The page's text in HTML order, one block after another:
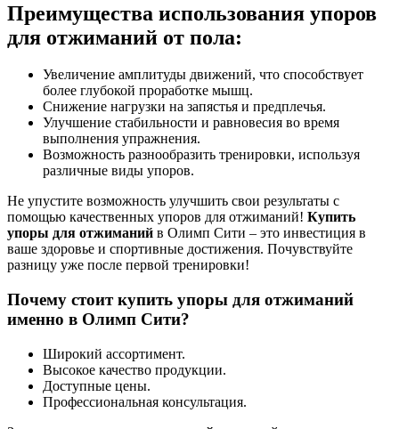
Преимущества использования упоров
для отжиманий от пола:
Увеличение амплитуды движений, что способствует
более глубокой проработке мышц.
Снижение нагрузки на запястья и предплечья.
Улучшение стабильности и равновесия во время
выполнения упражнения.
Возможность разнообразить тренировки, используя
различные виды упоров.
Не упустите возможность улучшить свои результаты с
помощью качественных упоров для отжиманий! Купить
упоры для отжиманий в Олимп Сити – это инвестиция в
ваше здоровье и спортивные достижения. Почувствуйте
разницу уже после первой тренировки!
Почему стоит купить упоры для отжиманий
именно в Олимп Сити?
Широкий ассортимент.
Высокое качество продукции.
Доступные цены.
Профессиональная консультация.